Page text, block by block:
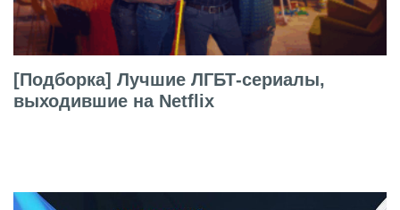
[Подборка] Лучшие ЛГБТ-сериалы,
выходившие на Netflix